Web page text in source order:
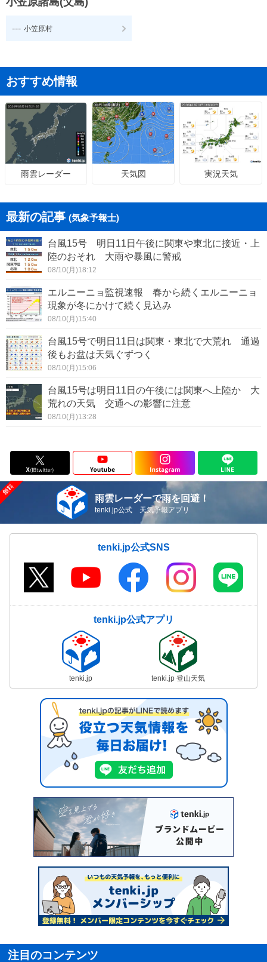
--- 小笠原村
おすすめ情報
雨雲レーダー 天気図 実況天気
最新の記事 (気象予報士)
台風15号 明日11日午後に関東や東北に接近・上
陸のおそれ 大雨や暴風に警戒
08/10(月)18:12
エルニーニョ監視速報 春から続くエルニーニョ
現象が冬にかけて続く見込み
08/10(月)15:40
台風15号で明日11日は関東・東北で大荒れ 通過
後もお盆は天気ぐずつく
08/10(月)15:06
台風15号は明日11日の午後には関東へ上陸か 大
荒れの天気 交通への影響に注意
08/10(月)13:28
雨雲レーダーで雨を回避！
tenki.jp公式 天気予報アプリ
tenki.jp公式SNS
tenki.jp公式アプリ
tenki.jp tenki.jp 登山天気
注目のコンテンツ